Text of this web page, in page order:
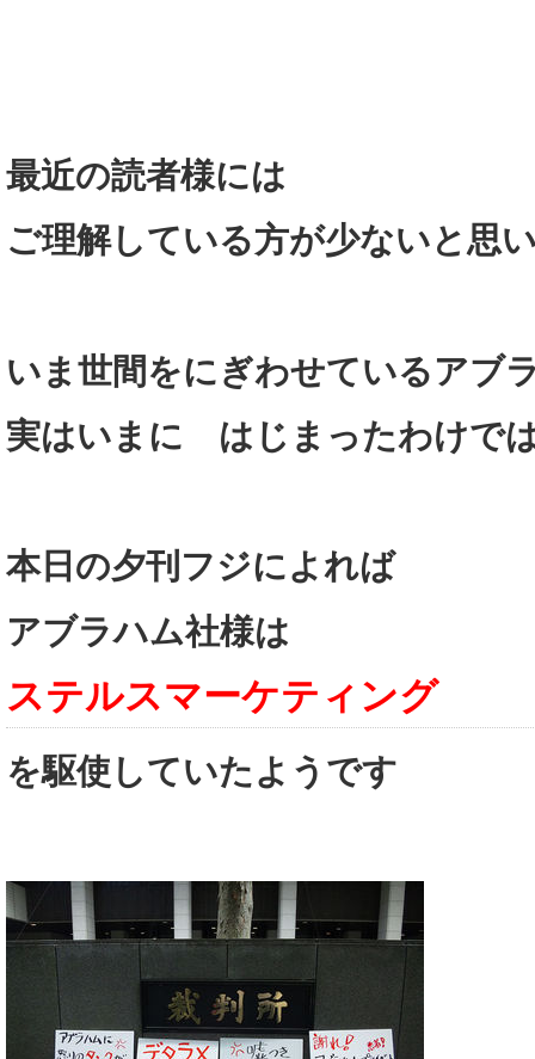
最近の読者様には
ご理解している方が少ないと思
いま世間をにぎわせているアブ
実はいまに はじまったわけで
本日の夕刊フジによれば
アブラハム社様は
ステルスマーケティング
を駆使していたようです